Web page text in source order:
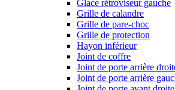
Glace rétroviseur gauche
Grille de calandre
Grille de pare-choc
Grille de protection
Hayon inférieur
Joint de coffre
Joint de porte arrière
Joint de porte arrière